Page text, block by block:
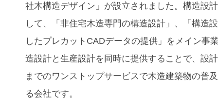
社木構造デザイン」が設立されました。構造設
して、「⾮住宅⽊造専⾨の構造設計」、「構造
したプレカットCADデータの提供」をメイン事
造設計と⽣産設計を同時に提供することで、設
までのワンストップサービスで木造建築物の普
る会社です。